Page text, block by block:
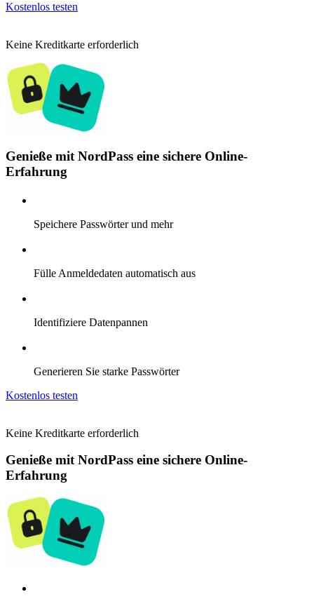
Kostenlos testen
Keine Kreditkarte erforderlich
Genieße mit NordPass eine sichere Online-
Erfahrung
Speichere Passwörter und mehr
Fülle Anmeldedaten automatisch aus
Identifiziere Datenpannen
Generieren Sie starke Passwörter
Kostenlos testen
Keine Kreditkarte erforderlich
Genieße mit NordPass eine sichere Online-
Erfahrung